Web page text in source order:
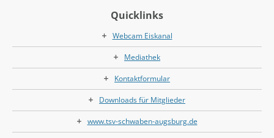
Quicklinks
Webcam Eiskanal
Mediathek
Kontaktformular
Downloads für Mitglieder
www.tsv-schwaben-augsburg.de